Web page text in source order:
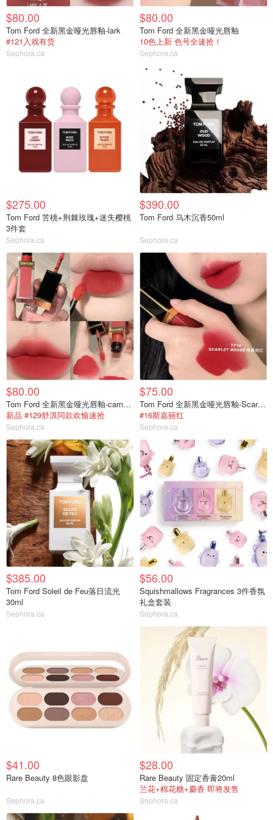
$80.00
Tom Ford 全新黑金哑光唇釉-lark
#121入戏有货
Sephora.ca
$80.00
Tom Ford 全新黑金哑光唇釉
10色上新 色号全速抢！
Sephora.ca
$275.00
Tom Ford 苦桃+荆棘玫瑰+迷失樱桃
3件套
Sephora.ca
$390.00
Tom Ford 乌木沉香50ml
Sephora.ca
$80.00
Tom Ford 全新黑金哑光唇釉-carnal red
新品 #129舒淇同款欢愉速抢
Sephora.ca
$75.00
Tom Ford 全新黑金哑光唇釉-Scarlet Rouge
#16斯嘉丽红
Sephora.ca
$385.00
Tom Ford Soleil de Feu落日流光
30ml
Sephora.ca
$56.00
Squishmallows Fragrances 3件香氛
礼盒套装
Sephora.ca
$41.00
Rare Beauty 8色眼影盘
Sephora.ca
$28.00
Rare Beauty 固定香膏20ml
兰花+棉花糖+麝香 即将发售
Sephora.ca